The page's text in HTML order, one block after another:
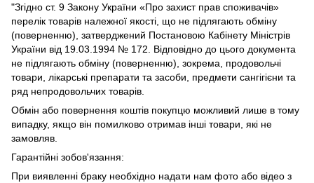
"Згідно ст. 9 Закону України «Про захист прав споживачів»
перелік товарів належної якості, що не підлягають обміну
(поверненню), затверджений Постановою Кабінету Міністрів
України від 19.03.1994 № 172. Відповідно до цього документа
не підлягають обміну (поверненню), зокрема, продовольчі
товари, лікарські препарати та засоби, предмети сангігієни та
ряд непродовольчих товарів.
Обмін або повернення коштів покупцю можливий лише в тому
випадку, якщо він помилково отримав інші товари, які не
замовляв.
Гарантійні зобов'язання:
При виявленні браку необхідно надати нам фото або відео з